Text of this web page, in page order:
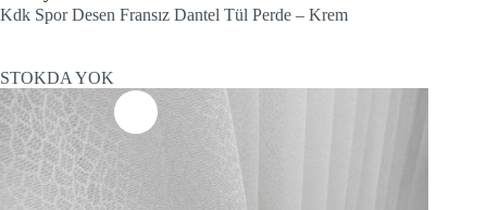
Kdk Spor Desen Fransız Dantel Tül Perde – Krem
STOKDA YOK